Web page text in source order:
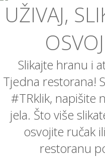
UŽIVAJ,
Slikajte hranu i
Tjedna restorana!
#TRklik, napišite
jela. Što više
osvojite ručak
restoranu